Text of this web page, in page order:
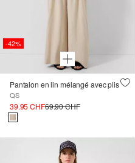
-42%
Pantalon en lin mélangé avec plis
QS
39.95 CHF69.90 CHF